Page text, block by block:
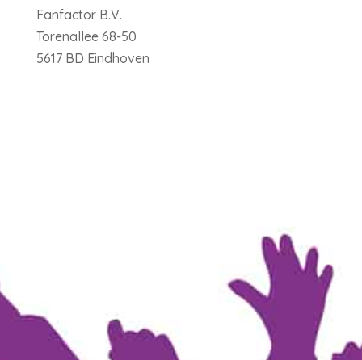
Fanfactor B.V.
Torenallee 68-50
5617 BD Eindhoven